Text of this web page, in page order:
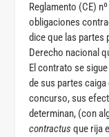
Reglamento (CE)
obligaciones
dice que las partes
Derecho nacional
El contrato se
de sus partes
concurso, sus
determinan, (con
contractus que rija